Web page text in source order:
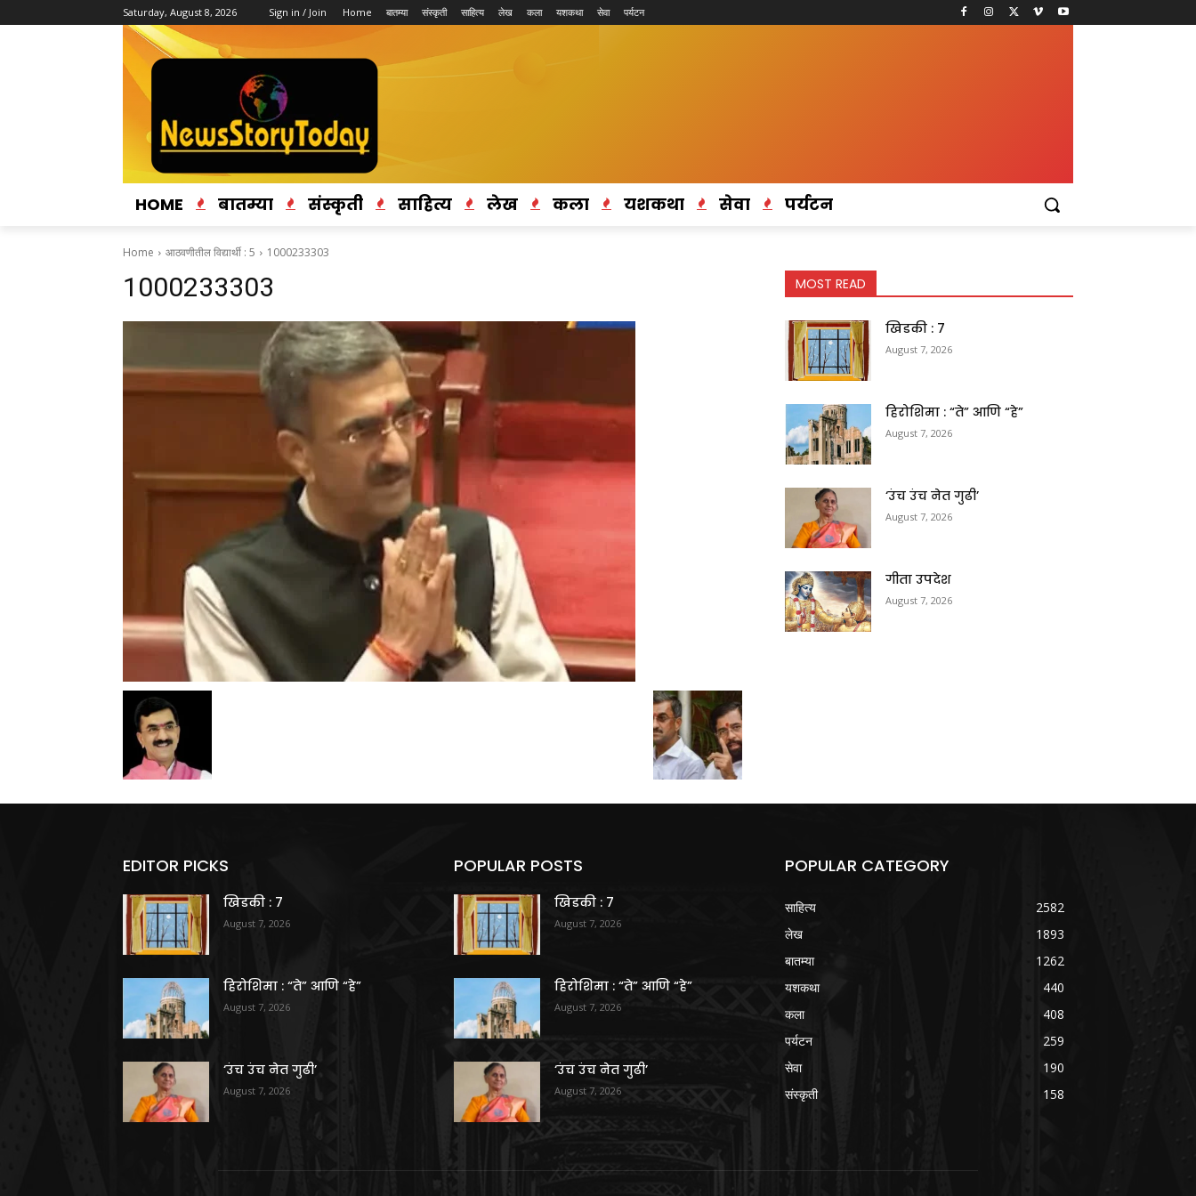
Saturday, August 8, 2026 Sign in / Join Home बातम्या संस्कृती साहित्य लेख कला यशकथा सेवा पर्यटन
HOME बातम्या संस्कृती साहित्य लेख कला यशकथा सेवा पर्यटन
Home आठवणीतील विद्यार्थी : 5 1000233303
1000233303 MOST READ
खिडकी : 7
August 7, 2026
हिरोशिमा : “ते” आणि “हे”
August 7, 2026
‘उंच उंच नेत गुढी’
August 7, 2026
गीता उपदेश
August 7, 2026
EDITOR PICKS
खिडकी : 7
August 7, 2026
हिरोशिमा : “ते” आणि “हे”
August 7, 2026
‘उंच उंच नेत गुढी’
August 7, 2026
POPULAR POSTS
खिडकी : 7
August 7, 2026
हिरोशिमा : “ते” आणि “हे”
August 7, 2026
‘उंच उंच नेत गुढी’
August 7, 2026
POPULAR CATEGORY
साहित्य
2582
लेख
1893
बातम्या
1262
यशकथा
440
कला
408
पर्यटन
259
सेवा
190
संस्कृती
158